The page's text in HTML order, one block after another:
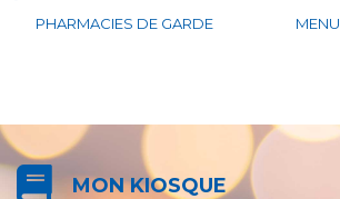
DE GARDE MENU DES CANTINES
MON KIOSQUE